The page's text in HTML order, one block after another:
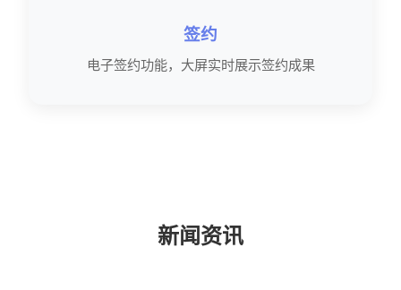
签约
电子签约功能，大屏实时展示签约成果
新闻资讯